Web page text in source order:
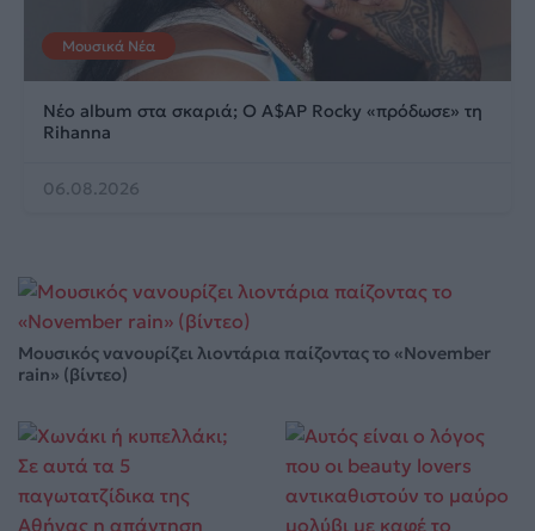
Μουσικά Νέα
Νέο album στα σκαριά; Ο A$AP Rocky «πρόδωσε» τη
Rihanna
06.08.2026
Μουσικός νανουρίζει λιοντάρια παίζοντας το «November
rain» (βίντεο)